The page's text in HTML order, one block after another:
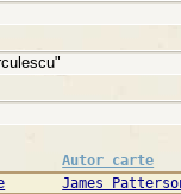
Autor carte
James